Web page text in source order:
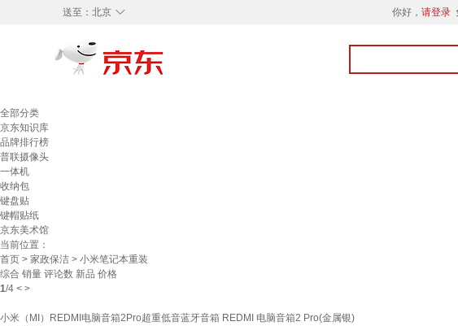
◇
送至： 北京 你好， 请登录
全部分类
京东知识库
品牌排行榜
普联摄像头
一体机
收纳包
键盘贴
键帽贴纸
京东美术馆
当前位置：
首页 > 家政保洁 > 小米笔记本重装
综合 销量 评论数 新品 价格
1/4 < >
小米（MI）REDMI电脑音箱2Pro超重低音蓝牙音箱 REDMI 电脑音箱2 Pro(金属银)